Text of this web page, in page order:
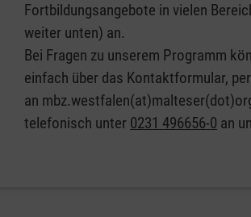
Fortbildungsangebote in vielen
weiter unten) an.
Bei Fragen zu unserem Programm
einfach über das Kontaktformular,
an
telefonisch unter 0231 496656-0 an